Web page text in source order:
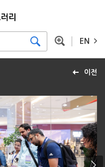
EN
이전